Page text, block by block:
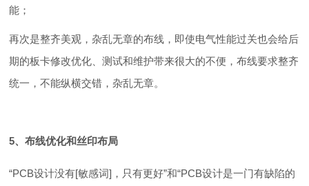
能；
再次是整齐美观，杂乱无章的布线，即使电气性能过关也会给后
期的板卡修改优化、测试和维护带来很大的不便，布线要求整齐
统一，不能纵横交错，杂乱无章。
5、布线优化和丝印布局
“PCB设计没有[敏感词]，只有更好”和“PCB设计是一门有缺陷的